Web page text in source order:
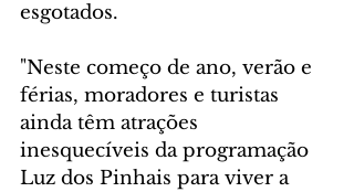
esgotados.
"Neste começo de ano, verão e
férias, moradores e turistas
ainda têm atrações
inesquecíveis da programação
Luz dos Pinhais para viver a